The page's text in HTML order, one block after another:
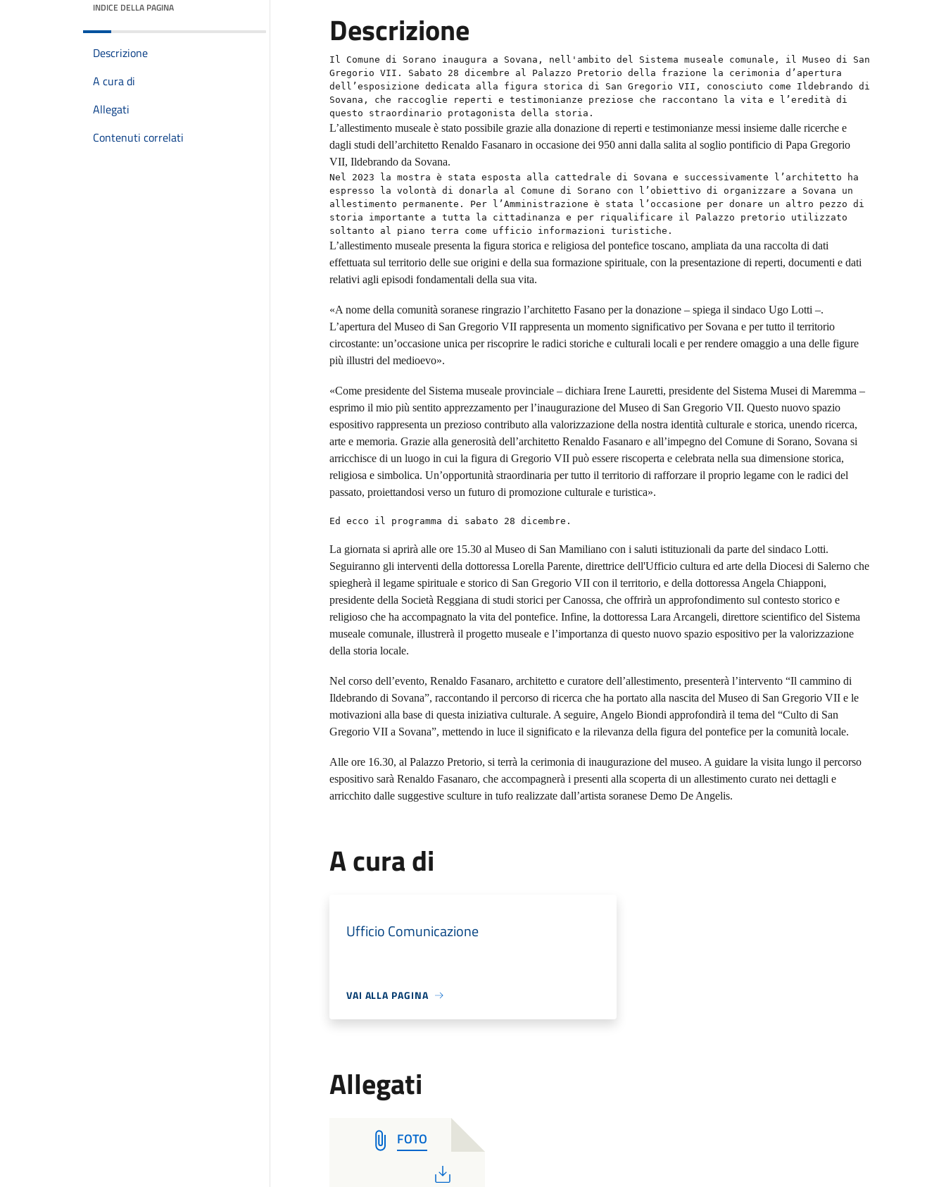
INDICE DELLA PAGINA
Descrizione
A cura di
Allegati
Contenuti correlati
Descrizione
Il Comune di Sorano inaugura a Sovana, nell'ambito del Sistema museale comunale, il Museo di San
Gregorio VII. Sabato 28 dicembre al Palazzo Pretorio della frazione la cerimonia d’apertura
dell’esposizione dedicata alla figura storica di San Gregorio VII, conosciuto come Ildebrando di
Sovana, che raccoglie reperti e testimonianze preziose che raccontano la vita e l’eredità di
questo straordinario protagonista della storia.
L’allestimento museale è stato possibile grazie alla donazione di reperti e testimonianze messi insieme dalle ricerche e
dagli studi dell’architetto Renaldo Fasanaro in occasione dei 950 anni dalla salita al soglio pontificio di Papa Gregorio
VII, Ildebrando da Sovana.
Nel 2023 la mostra è stata esposta alla cattedrale di Sovana e successivamente l’architetto ha
espresso la volontà di donarla al Comune di Sorano con l’obiettivo di organizzare a Sovana un
allestimento permanente. Per l’Amministrazione è stata l’occasione per donare un altro pezzo di
storia importante a tutta la cittadinanza e per riqualificare il Palazzo pretorio utilizzato
soltanto al piano terra come ufficio informazioni turistiche.
L’allestimento museale presenta la figura storica e religiosa del pontefice toscano, ampliata da una raccolta di dati
effettuata sul territorio delle sue origini e della sua formazione spirituale, con la presentazione di reperti, documenti e dati
relativi agli episodi fondamentali della sua vita.
«A nome della comunità soranese ringrazio l’architetto Fasano per la donazione – spiega il sindaco Ugo Lotti –.
L’apertura del Museo di San Gregorio VII rappresenta un momento significativo per Sovana e per tutto il territorio
circostante: un’occasione unica per riscoprire le radici storiche e culturali locali e per rendere omaggio a una delle figure
più illustri del medioevo».
«Come presidente del Sistema museale provinciale – dichiara Irene Lauretti, presidente del Sistema Musei di Maremma –
esprimo il mio più sentito apprezzamento per l’inaugurazione del Museo di San Gregorio VII. Questo nuovo spazio
espositivo rappresenta un prezioso contributo alla valorizzazione della nostra identità culturale e storica, unendo ricerca,
arte e memoria. Grazie alla generosità dell’architetto Renaldo Fasanaro e all’impegno del Comune di Sorano, Sovana si
arricchisce di un luogo in cui la figura di Gregorio VII può essere riscoperta e celebrata nella sua dimensione storica,
religiosa e simbolica. Un’opportunità straordinaria per tutto il territorio di rafforzare il proprio legame con le radici del
passato, proiettandosi verso un futuro di promozione culturale e turistica».
Ed ecco il programma di sabato 28 dicembre.
La giornata si aprirà alle ore 15.30 al Museo di San Mamiliano con i saluti istituzionali da parte del sindaco Lotti.
Seguiranno gli interventi della dottoressa Lorella Parente, direttrice dell'Ufficio cultura ed arte della Diocesi di Salerno che
spiegherà il legame spirituale e storico di San Gregorio VII con il territorio, e della dottoressa Angela Chiapponi,
presidente della Società Reggiana di studi storici per Canossa, che offrirà un approfondimento sul contesto storico e
religioso che ha accompagnato la vita del pontefice. Infine, la dottoressa Lara Arcangeli, direttore scientifico del Sistema
museale comunale, illustrerà il progetto museale e l’importanza di questo nuovo spazio espositivo per la valorizzazione
della storia locale.
Nel corso dell’evento, Renaldo Fasanaro, architetto e curatore dell’allestimento, presenterà l’intervento “Il cammino di
Ildebrando di Sovana”, raccontando il percorso di ricerca che ha portato alla nascita del Museo di San Gregorio VII e le
motivazioni alla base di questa iniziativa culturale. A seguire, Angelo Biondi approfondirà il tema del “Culto di San
Gregorio VII a Sovana”, mettendo in luce il significato e la rilevanza della figura del pontefice per la comunità locale.
Alle ore 16.30, al Palazzo Pretorio, si terrà la cerimonia di inaugurazione del museo. A guidare la visita lungo il percorso
espositivo sarà Renaldo Fasanaro, che accompagnerà i presenti alla scoperta di un allestimento curato nei dettagli e
arricchito dalle suggestive sculture in tufo realizzate dall’artista soranese Demo De Angelis.
A cura di
Ufficio Comunicazione
VAI ALLA PAGINA
Allegati
FOTO